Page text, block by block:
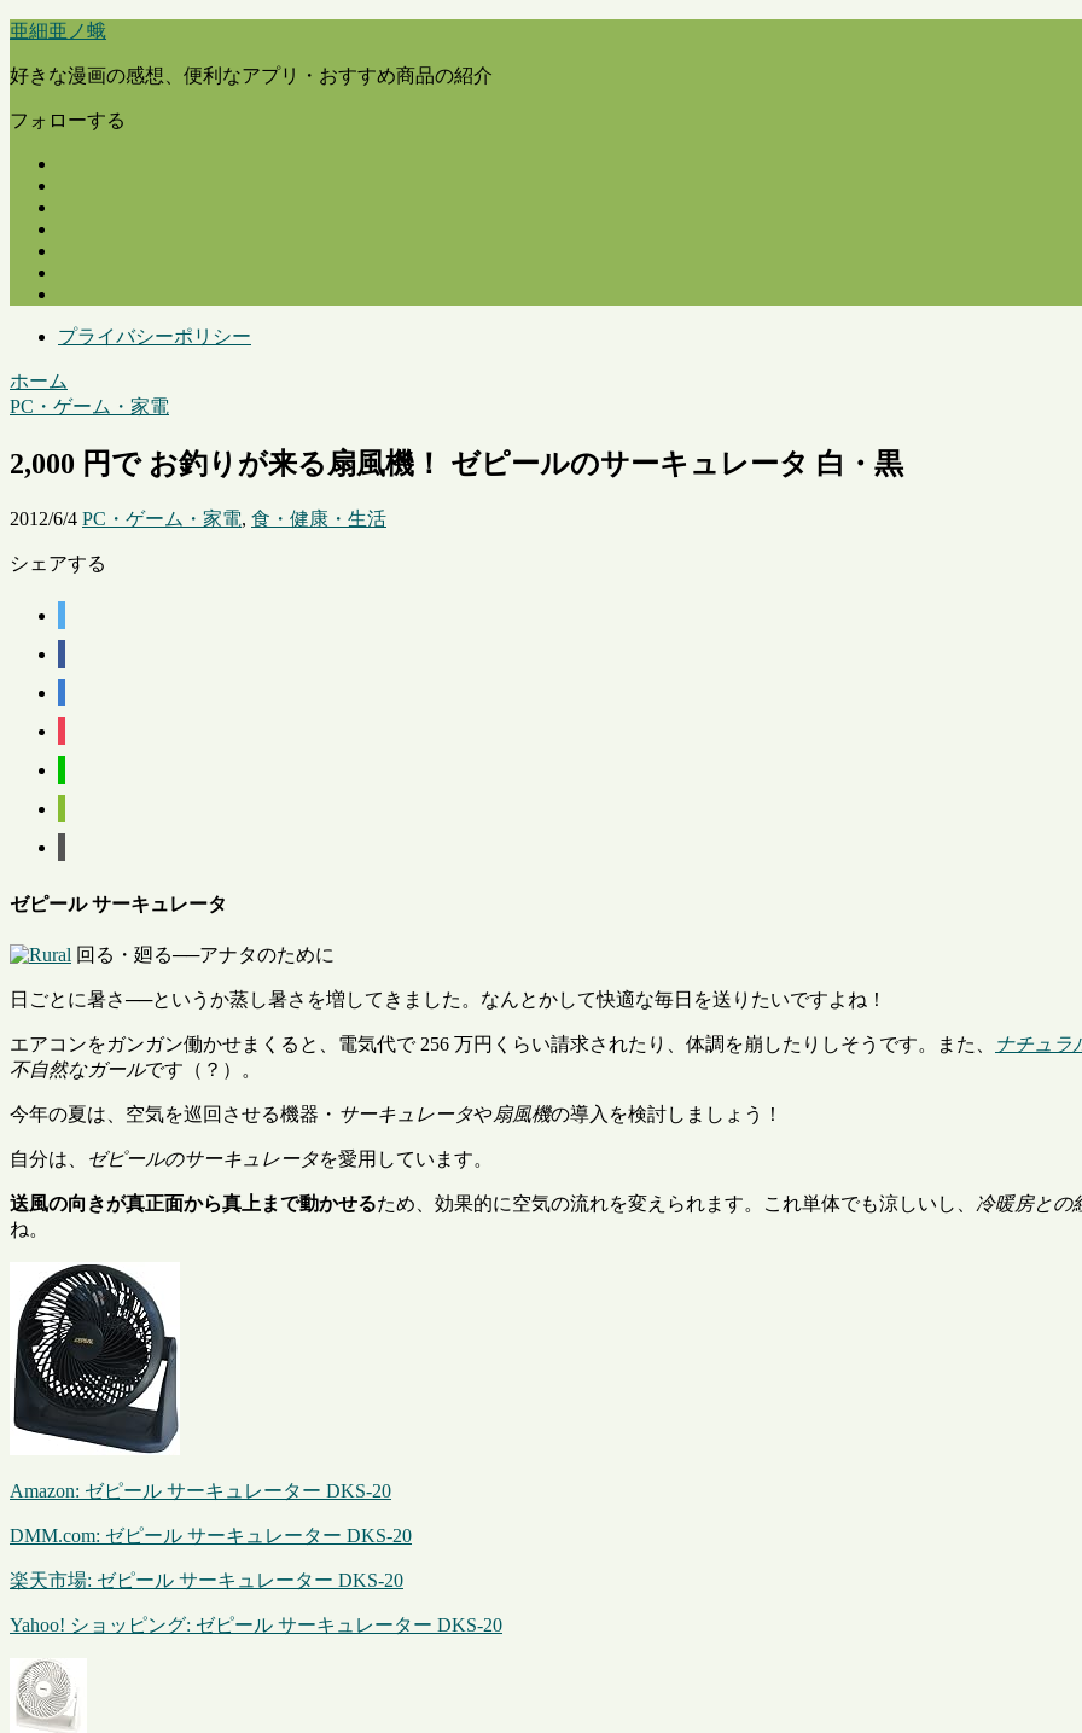
亜細亜ノ蛾
好きな漫画の感想、便利なアプリ・おすすめ商品の紹介
フォローする
プライバシーポリシー
ホーム
PC・ゲーム・家電
2,000 円で お釣りが来る扇風機！ ゼピールのサーキュレータ 白・黒
2012/6/4 PC・ゲーム・家電, 食・健康・生活
シェアする
ゼピール サーキュレータ
回る・廻る──アナタのために
日ごとに暑さ──というか蒸し暑さを増してきました。なんとかして快適な毎日を送りたいですよね！
エアコンをガンガン働かせまくると、電気代で 256 万円くらい請求されたり、体調を崩したりしそうです。また、
ナチュラ
不自然なガールです（？）。
今年の夏は、空気を巡回させる機器・ サーキュレータや扇風機の導入を検討しましょう！
自分は、 ゼピールのサーキュレータを愛用しています。
送風の向きが真正面から真上まで動かせるため、効果的に空気の流れを変えられます。これ単体でも涼しいし、 冷暖房との
ね。
Amazon: ゼピール サーキュレーター DKS-20
DMM.com: ゼピール サーキュレーター DKS-20
楽天市場: ゼピール サーキュレーター DKS-20
Yahoo! ショッピング: ゼピール サーキュレーター DKS-20